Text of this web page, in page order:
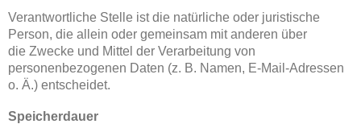
Verantwortliche Stelle ist die natürliche oder juristische
Person, die allein oder gemeinsam mit anderen über
die Zwecke und Mittel der Verarbeitung von
personenbezogenen Daten (z. B. Namen, E-Mail-Adressen
o. Ä.) entscheidet.
Speicherdauer